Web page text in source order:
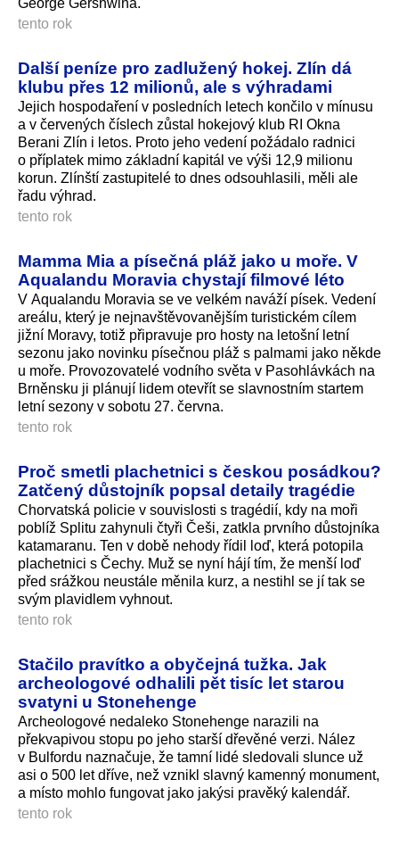
George Gershwina.
tento rok
Další peníze pro zadlužený hokej. Zlín dá
klubu přes 12 milionů, ale s výhradami
Jejich hospodaření v posledních letech končilo v mínusu
a v červených číslech zůstal hokejový klub RI Okna
Berani Zlín i letos. Proto jeho vedení požádalo radnici
o příplatek mimo základní kapitál ve výši 12,9 milionu
korun. Zlínští zastupitelé to dnes odsouhlasili, měli ale
řadu výhrad.
tento rok
Mamma Mia a písečná pláž jako u moře. V
Aqualandu Moravia chystají filmové léto
V Aqualandu Moravia se ve velkém naváží písek. Vedení
areálu, který je nejnavštěvovanějším turistickém cílem
jižní Moravy, totiž připravuje pro hosty na letošní letní
sezonu jako novinku písečnou pláž s palmami jako někde
u moře. Provozovatelé vodního světa v Pasohlávkách na
Brněnsku ji plánují lidem otevřít se slavnostním startem
letní sezony v sobotu 27. června.
tento rok
Proč smetli plachetnici s českou posádkou?
Zatčený důstojník popsal detaily tragédie
Chorvatská policie v souvislosti s tragédií, kdy na moři
poblíž Splitu zahynuli čtyři Češi, zatkla prvního důstojníka
katamaranu. Ten v době nehody řídil loď, která potopila
plachetnici s Čechy. Muž se nyní hájí tím, že menší loď
před srážkou neustále měnila kurz, a nestihl se jí tak se
svým plavidlem vyhnout.
tento rok
Stačilo pravítko a obyčejná tužka. Jak
archeologové odhalili pět tisíc let starou
svatyni u Stonehenge
Archeologové nedaleko Stonehenge narazili na
překvapivou stopu po jeho starší dřevěné verzi. Nález
v Bulfordu naznačuje, že tamní lidé sledovali slunce už
asi o 500 let dříve, než vznikl slavný kamenný monument,
a místo mohlo fungovat jako jakýsi pravěký kalendář.
tento rok